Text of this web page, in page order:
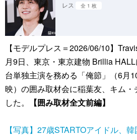
レス
全 1 枚
【モデルプレス＝2026/06/10】
月9日、東京・東京建物 Brillia
台単独主演を務める「俺節」（6月
映）の囲み取材会に稲葉友、キム
した。
【囲み取材全文前編】
【写真】27歳STARTOアイドル、